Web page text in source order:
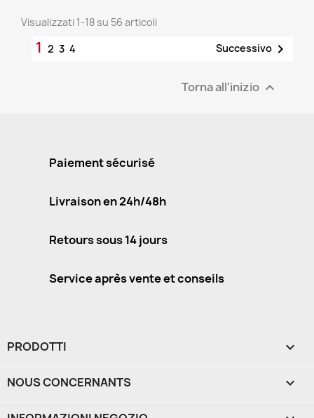
Visualizzati 1-18 su 56 articoli
1 2 3 4 Successivo 
Torna all'inizio 
Paiement sécurisé
Livraison en 24h/48h
Retours sous 14 jours
Service après vente et conseils
PRODOTTI 
NOUS CONCERNANTS 